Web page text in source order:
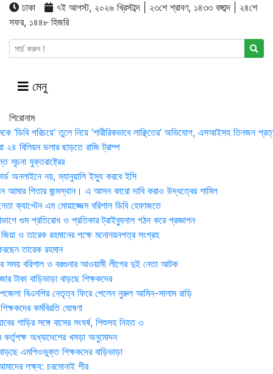
ঢাকা
৭ই আগস্ট, ২০২৬ খ্রিস্টাব্দ | ২৩শে শ্রাবণ, ১৪৩৩ বঙ্গাব্দ | ২৪শে
সফর, ১৪৪৮ হিজরি
মেনু
শিরোনাম
‘ডিবি পরিচয়ে’ তুলে নিয়ে ‘শারীরিকভাবে লাঞ্ছিতের’ অভিযোগ, এসআইসহ তিনজন
২৪ বিলিয়ন ডলার ছাড়তে রাজি ট্রাম্প
সূচনা যুক্তরাষ্ট্রের
অনলাইনে নয়, ম্যানুয়ালি ইস্যু করবে ইসি
পিতার জন্মস্থান। এ আসন কারো দাবি করাও উদ্ধত্বের শামিল
ক্যাপ্টেন এম মোয়াজ্জেম বরিশাল ডিবি হেফাজতে
গুম প্রতিরোধ ও প্রতিকার ট্রাইব্যুনাল গঠন করে প্রজ্ঞাপন
ও তারেক রহমানের পক্ষে মনোনয়নপত্র সংগ্রহ
তারেক রহমান
সময় ব‌রিশাল ও বরগুনার আওয়ামী লীগের দুই নেতা আটক
টাকা বাড়িভাড়া বাড়ছে শিক্ষকদের
বিএনপির নেতৃত্ব ফিরে পেলেন নুরুল আমিন-সালাম রাড়ি
কর্মবিরতি ঘোষণা
গাড়ির সঙ্গে বাসের সংঘর্ষ, শিশুসহ নিহত ৩
কর্তৃপক্ষ অধ্যাদেশের খসড়া অনুমোদন
এমপিওভুক্ত শিক্ষকদের বাড়িভাড়া
লক্ষ্য: চরমোনাই পীর